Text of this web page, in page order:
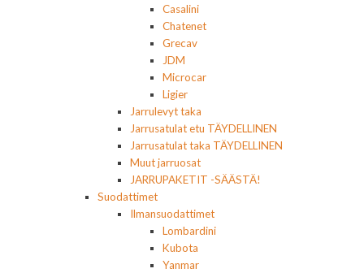
Casalini
Chatenet
Grecav
JDM
Microcar
Ligier
Jarrulevyt taka
Jarrusatulat etu TÄYDELLINEN
Jarrusatulat taka TÄYDELLINEN
Muut jarruosat
JARRUPAKETIT -SÄÄSTÄ!
Suodattimet
Ilmansuodattimet
Lombardini
Kubota
Yanmar